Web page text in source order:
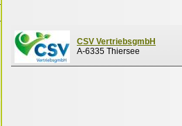
CSV VertriebsgmbH
A-6335 Thiersee